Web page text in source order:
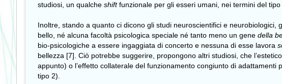
studiosi, un qualche shiftfunzionale per gli esseri umani, nei termini del tipo
Inoltre, stando a quanto ci dicono gli studi neuroscientifici e
bello, né alcuna facoltà psicologica speciale né tanto meno un gene della
bio-psicologiche a essere ingaggiata di concerto e nessuna di esse lavora
bellezza [7]. Ciò potrebbe suggerire, propongono altri studiosi, che
appunto) o l’effetto collaterale del funzionamento congiunto di
tipo 2).